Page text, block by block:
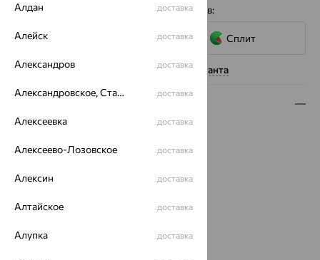
4 платежа по 7 367 с помощью сервисов:
Сплит
Нужна помощь консультанта
Вес:3.03 — 3.09
Цвет металла:
Страна происхождения:
РОССИЯ
Вид вставки:
Алдан доставка
Алейск доставка
Александров доставка
Александровское, Ставропольский край доставка
Алексеевка доставка
Алексеево-Лозовское доставка
Алексин доставка
Алтайское доставка
Алупка доставка